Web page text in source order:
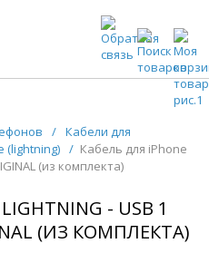
ОПТОМ
/ Кабели для
(lightning) / Кабель для iPhone
(из комплекта)
- USB 1
(ИЗ КОМПЛЕКТА)